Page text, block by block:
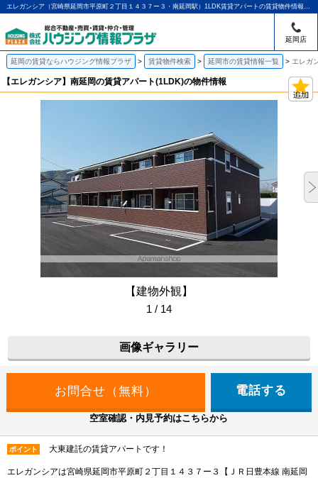
エレガンシア（宮崎県延岡市平原町２丁目１４３７ー３・南延岡駅）1LDK賃貸アパートの賃貸物件情報｜アパマンショップ延岡店｜ハウジング情報プラザ
延岡店
延岡の賃貸ならハウジング情報プラザ 賃貸物件検索 延岡市の賃貸情報一覧 エレガ
【エレガンシア】南延岡の賃貸アパート(1LDK)の物件情報
【建物外観】
1 / 14
画像ギャラリー
電話する
空室確認・内見予約はこちらから
ポイント 大東建託の賃貸アパートです！
エレガンシアは宮崎県延岡市平原町２丁目１４３７ー３【ＪＲ日豊本線 南延岡